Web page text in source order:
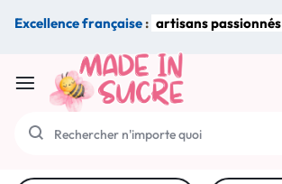
Excellence française: artisans passionnés